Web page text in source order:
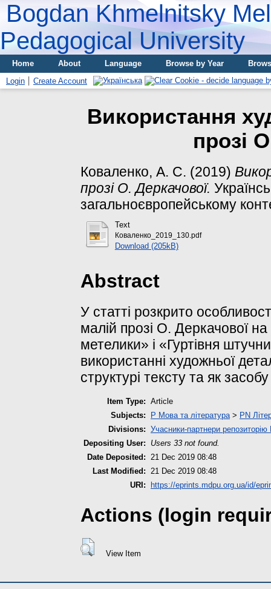
Bogdan Khmelnitsky
Pedagogical University
Home About Language Browse by Year
Login
Create Account
Використання
прозі
Коваленко, А. С. (2019)
прозі О. Деркачової.
загальноєвропейському
Text
Коваленко_2019_130.pdf
Download (205kB)
Abstract
У статті розкрито
малій прозі О. Деркачової на
метелики» і «Гуртівня
використанні художньої
структурі тексту та як засобу
Item Type: Article
Subjects:
P Мова та література> PN
Divisions: Учасники-партнери
Depositing User:
Users 33 not found.
Date Deposited: 21 Dec 2019 08:48
Last Modified: 21 Dec 2019 08:48
URI:
https://eprints.mdpu.org.ua/id/
Actions (login
View Item